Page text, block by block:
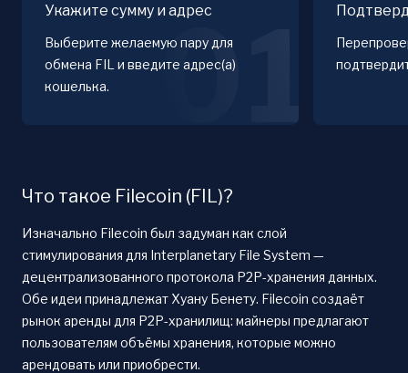
Укажите сумму и адрес
Выберите желаемую пару для
обмена FIL и введите адрес(а)
кошелька.
01
Что такое Filecoin (FIL)?
Изначально Filecoin был задуман как слой
стимулирования для Interplanetary File System —
децентрализованного протокола P2P-хранения данных.
Обе идеи принадлежат Хуану Бенету. Filecoin создаёт
рынок аренды для P2P-хранилищ: майнеры предлагают
пользователям объёмы хранения, которые можно
арендовать или приобрести.